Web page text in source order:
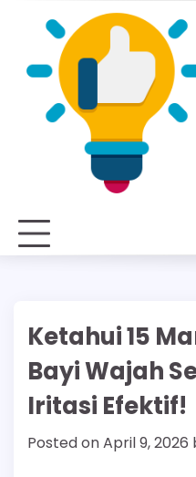
Ketahui 15
Bayi Wajah
Iritasi Efektif!
Posted onApril 9, 2026